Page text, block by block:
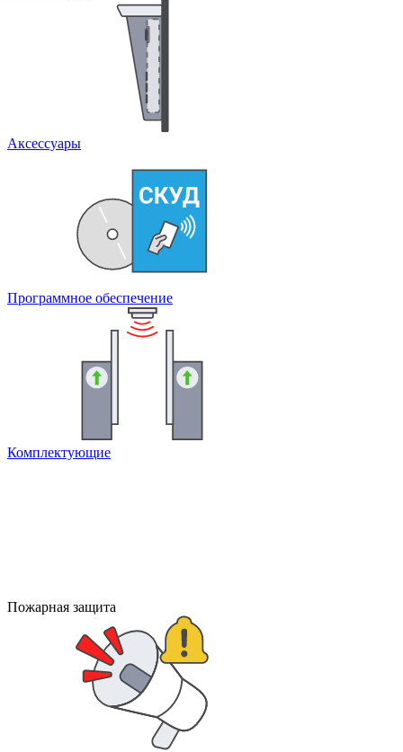
Аксессуары
Программное обеспечение
Комплектующие
Пожарная защита